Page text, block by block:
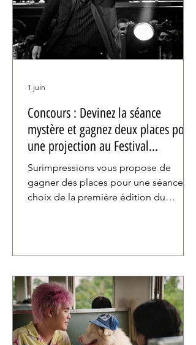
Concours : Devinez la séance
mystère et gagnez deux places pour
une projection au Festival
Surimpressions
Surimpressions vous propose de
gagner des places pour une séance au
choix de la première édition du
vous aurez besoin de faire preuve de
déduction, puisque vous devrez
deviner le film qui sera projeté lors de
notre séance mystère qui se déroulera
le 12 juin à 21h30 !
1 juin